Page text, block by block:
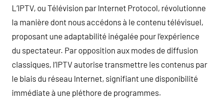
L’IPTV, ou Télévision par Internet Protocol, révolutionne
la manière dont nous accédons à le contenu télévisuel,
proposant une adaptabilité inégalée pour l’expérience
du spectateur. Par opposition aux modes de diffusion
classiques, l’IPTV autorise transmettre les contenus par
le biais du réseau Internet, signifiant une disponibilité
immédiate à une pléthore de programmes.